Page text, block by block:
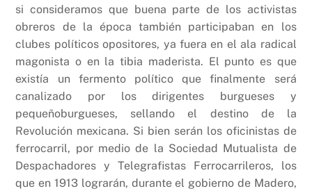
si consideramos que buena parte de los activistas
obreros de la época también participaban en los
clubes políticos opositores, ya fuera en el ala radical
magonista o en la tibia maderista. El punto es que
existía un fermento político que finalmente será
canalizado por los dirigentes burgueses y
pequeñoburgueses, sellando el destino de la
Revolución mexicana. Si bien serán los oficinistas de
ferrocarril, por medio de la Sociedad Mutualista de
Despachadores y Telegrafistas Ferrocarrileros, los
que en 1913 lograrán, durante el gobierno de Madero,